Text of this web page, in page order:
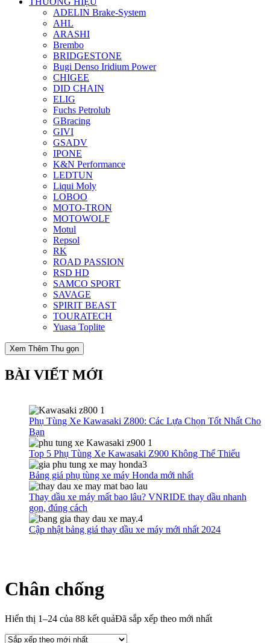
ADELIN Brake-System
AHL
ARASHI
Brembo
BRIDGESTONE
Bugi Denso Iridium Power
CHIGEE
DID CHAIN
ELIG
Fuchs Petrolub
GBracing
GIVI
GSADV
IPONE
K&N Performance
LEDTUN
Liqui Moly
LOBOO
MOTO-TRON
MOTOWOLF
Motul
Repsol
RK
ROAD PASSION
RSD HD
SAMCO SPORT
SAVAGE
SPIRIT BEAST
TOURATECH
Yuasa Toplite
Xem Thêm Thu gọn
BÀI VIẾT MỚI
Phụ Tùng Xe Kawasaki Z800: Các Lựa Chọn Tốt Nhất Cho
Bạn
Top 5 Phụ Tùng Xe Kawasaki Z900 Không Thể Thiếu
Bảng giá phụ tùng xe máy Honda mới nhất
Thay dầu xe máy mất bao lâu? VNRIDE thay dầu nhanh
gọn, đúng cách
Cập nhật bảng giá thay dầu xe máy mới nhất 2024
Chân chống
Hiển thị 1–24 của 88 kết quảĐã sắp xếp theo mới nhất